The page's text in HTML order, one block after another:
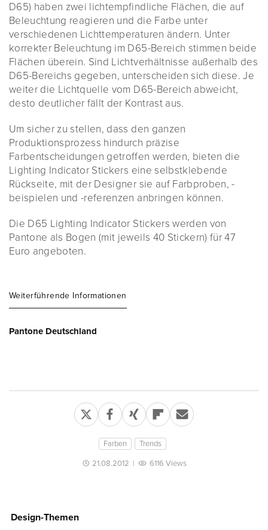
D65) haben zwei lichtempfindliche Flächen, die auf
Beleuchtung reagieren und die Farbe unter
verschiedenen Lichttemperaturen ändern. Unter
korrekter Beleuchtung im D65-Bereich stimmen beide
Flächen überein. Sind Lichtverhältnisse außerhalb des
D65-Bereichs gegeben, unterscheiden sich diese. Je
weiter die Lichtquelle vom D65-Bereich abweicht,
desto deutlicher fällt der Kontrast aus.
Um sicher zu stellen, dass den ganzen
Produktionsprozess hindurch präzise
Farbentscheidungen getroffen werden, bieten die
Lighting Indicator Stickers eine selbstklebende
Rückseite, mit der Designer sie auf Farbproben, -
beispielen und -referenzen anbringen können.
Die D65 Lighting Indicator Stickers werden von
Pantone als Bogen (mit jeweils 40 Stickern) für 47
Euro angeboten.
Weiterführende Informationen
Pantone Deutschland
Farben Trends
21.08.2012 | 6116 Views
Design-Themen